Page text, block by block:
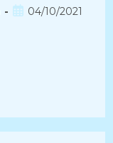
Post04/10/2021